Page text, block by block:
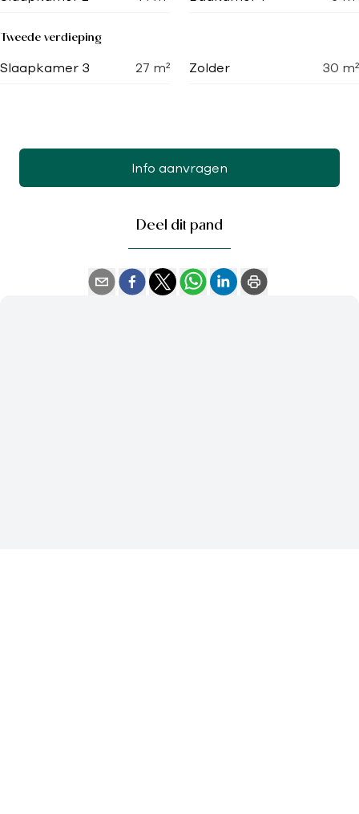
Tweede verdieping
Slaapkamer 3 27 m² Zolder 30 m²
Info aanvragen
Deel dit pand